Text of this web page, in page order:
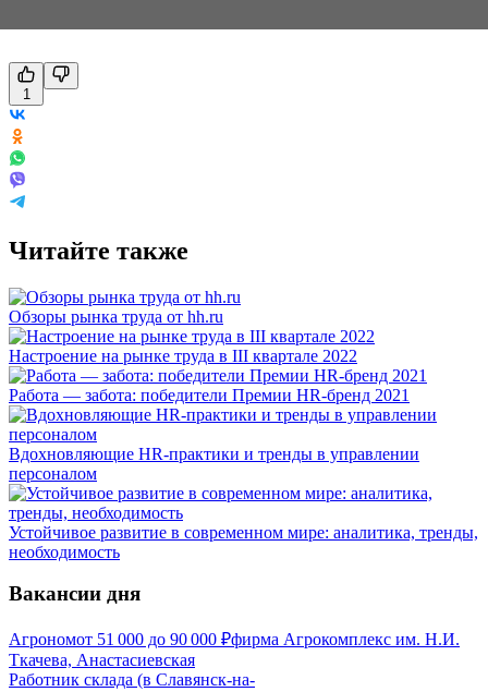
1
Читайте также
Обзоры рынка труда от hh.ru
Настроение на рынке труда в III квартале 2022
Работа — забота: победители Премии HR-бренд 2021
Вдохновляющие HR-практики и тренды в управлении
персоналом
Устойчивое развитие в современном мире: аналитика, тренды,
необходимость
Вакансии дня
Агрономот 51 000 до 90 000 ₽фирма Агрокомплекс им. Н.И.
Ткачева, Анастасиевская
Работник склада (в Славянск-на-